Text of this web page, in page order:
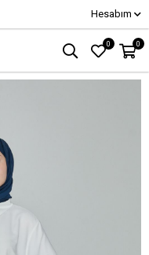
Hesabım
0 0